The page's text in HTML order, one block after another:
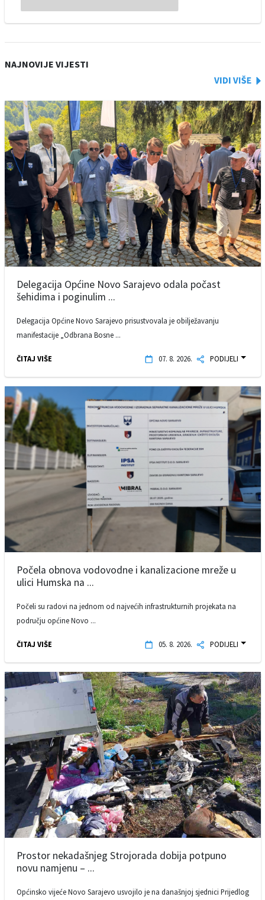
NAJNOVIJE VIJESTI
Delegacija Općine Novo Sarajevo odala počast
šehidima i poginulim ...
Delegacija Općine Novo Sarajevo prisustvovala je obilježavanju
manifestacije „Odbrana Bosne ...
ČITAJ VIŠE 07. 8. 2026. PODIJELI
Počela obnova vodovodne i kanalizacione mreže u
ulici Humska na ...
Počeli su radovi na jednom od najvećih infrastrukturnih projekata na
području općine Novo ...
ČITAJ VIŠE 05. 8. 2026. PODIJELI
Prostor nekadašnjeg Strojorada dobija potpuno
novu namjenu – ...
Općinsko vijeće Novo Sarajevo usvojilo je na današnjoj sjednici Prijedlog